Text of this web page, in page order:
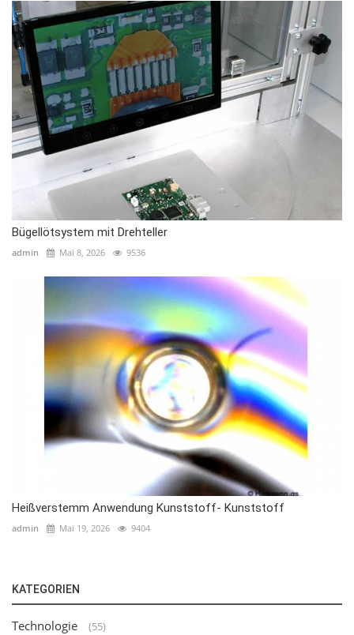
Bügellötsystem mit Drehteller
admin Mai 8, 2026 9536
Heißverstemm Anwendung Kunststoff- Kunststoff
admin Mai 19, 2026 9404
KATEGORIEN
Technologie (55)